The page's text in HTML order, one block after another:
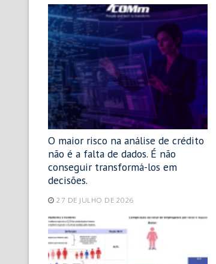
O maior risco na análise de crédito
não é a falta de dados. É não
conseguir transformá-los em
decisões.
27 DE JULHO DE 2026